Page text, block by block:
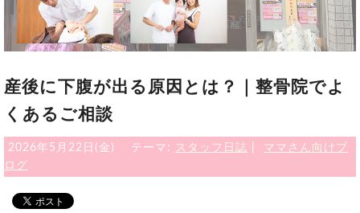
産後に下腹が出る原因とは？｜整骨院でよ
くあるご相談
2026年5月22日(金) テーマ: スタッフ日誌
ママさん向けブ
ログ